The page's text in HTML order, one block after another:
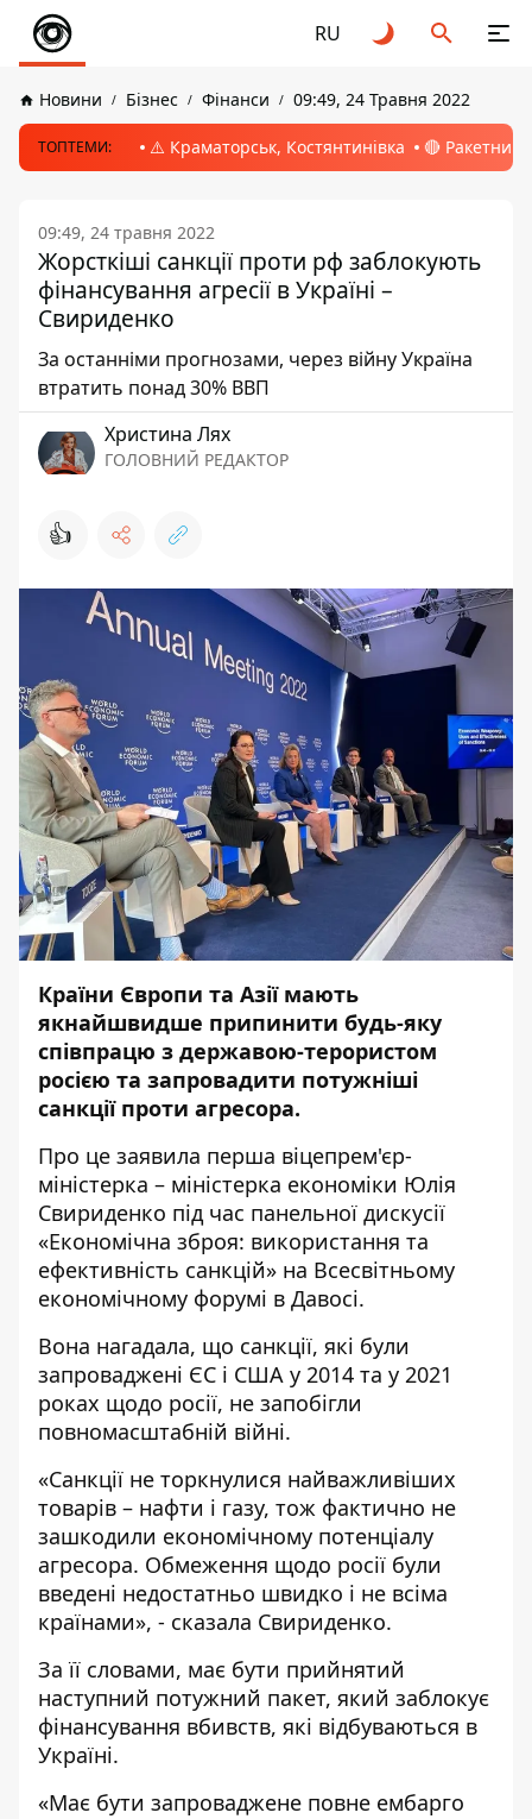
RU
Новини Бізнес Фінанси 09:49, 24 Травня 2022
ТОПТЕМИ: ⚠️ Краматорськ, Костянтинівка 🔴 Ракетний
09:49, 24 травня 2022
Жорсткіші санкції проти рф заблокують
фінансування агресії в Україні –
Свириденко
За останніми прогнозами, через війну Україна
втратить понад 30% ВВП
Христина Лях
ГОЛОВНИЙ РЕДАКТОР
👍
Країни Європи та Азії мають
якнайшвидше припинити будь-яку
співпрацю з державою-терористом
росією та запровадити потужніші
санкції проти агресора.
Про це заявила перша віцепрем'єр-
міністерка – міністерка економіки Юлія
Свириденко під час панельної дискусії
«Економічна зброя: використання та
ефективність санкцій» на Всесвітньому
економічному форумі в Давосі.
Вона нагадала, що санкції, які були
запроваджені ЄС і США у 2014 та у 2021
роках щодо росії, не запобігли
повномасштабній війні.
«Санкції не торкнулися найважливіших
товарів – нафти і газу, тож фактично не
зашкодили економічному потенціалу
агресора. Обмеження щодо росії були
введені недостатньо швидко і не всіма
країнами», - сказала Свириденко.
За її словами, має бути прийнятий
наступний потужний пакет, який заблокує
фінансування вбивств, які відбуваються в
Україні.
«Має бути запроваджене повне ембарго